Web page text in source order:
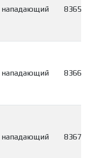
нападающий 8365
нападающий 8366
нападающий 8367